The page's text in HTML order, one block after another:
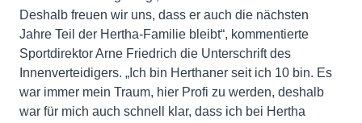
Deshalb freuen wir uns, dass er auch die nächsten
Jahre Teil der Hertha-Familie bleibt“, kommentierte
Sportdirektor Arne Friedrich die Unterschrift des
Innenverteidigers. „Ich bin Herthaner seit ich 10 bin. Es
war immer mein Traum, hier Profi zu werden, deshalb
war für mich auch schnell klar, dass ich bei Hertha